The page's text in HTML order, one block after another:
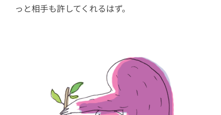
っと相手も許してくれるはず。